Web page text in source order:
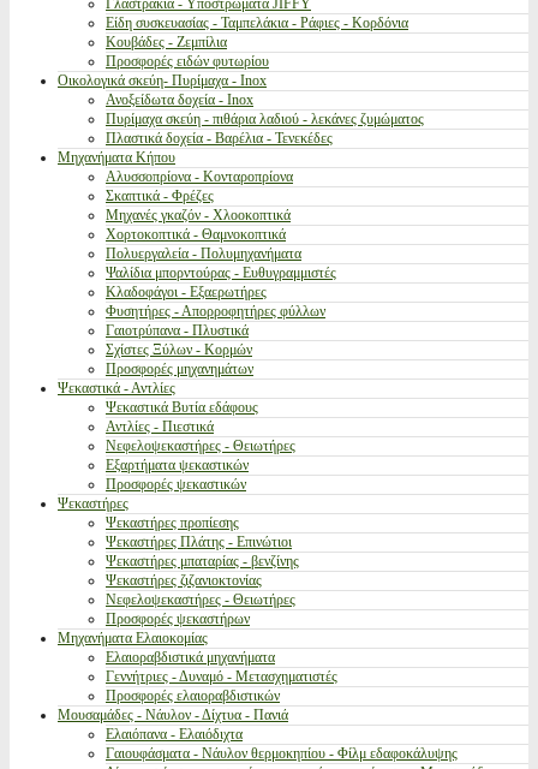
Γλαστράκια - Υποστρώματα JIFFY
Είδη συσκευασίας - Ταμπελάκια - Ράφιες - Κορδόνια
Κουβάδες - Ζεμπίλια
Προσφορές ειδών φυτωρίου
Οικολογικά σκεύη- Πυρίμαχα - Inox
Ανοξείδωτα δοχεία - Inox
Πυρίμαχα σκεύη - πιθάρια λαδιού - λεκάνες ζυμώματος
Πλαστικά δοχεία - Βαρέλια - Τενεκέδες
Μηχανήματα Κήπου
Αλυσσοπρίονα - Κονταροπρίονα
Σκαπτικά - Φρέζες
Μηχανές γκαζόν - Χλοοκοπτικά
Χορτοκοπτικά - Θαμνοκοπτικά
Πολυεργαλεία - Πολυμηχανήματα
Ψαλίδια μπορντούρας - Ευθυγραμμιστές
Κλαδοφάγοι - Εξαερωτήρες
Φυσητήρες - Απορροφητήρες φύλλων
Γαιοτρύπανα - Πλυστικά
Σχίστες Ξύλων - Κορμών
Προσφορές μηχανημάτων
Ψεκαστικά - Αντλίες
Ψεκαστικά Βυτία εδάφους
Αντλίες - Πιεστικά
Νεφελοψεκαστήρες - Θειωτήρες
Εξαρτήματα ψεκαστικών
Προσφορές ψεκαστικών
Ψεκαστήρες
Ψεκαστήρες προπίεσης
Ψεκαστήρες Πλάτης - Επινώτιοι
Ψεκαστήρες μπαταρίας - βενζίνης
Ψεκαστήρες ζιζανιοκτονίας
Νεφελοψεκαστήρες - Θειωτήρες
Προσφορές ψεκαστήρων
Μηχανήματα Ελαιοκομίας
Ελαιοραβδιστικά μηχανήματα
Γεννήτριες - Δυναμό - Μετασχηματιστές
Προσφορές ελαιοραβδιστικών
Μουσαμάδες - Νάυλον - Δίχτυα - Πανιά
Ελαιόπανα - Ελαιόδιχτα
Γαιουφάσματα - Νάυλον θερμοκηπίου - Φίλμ εδαφοκάλυψης